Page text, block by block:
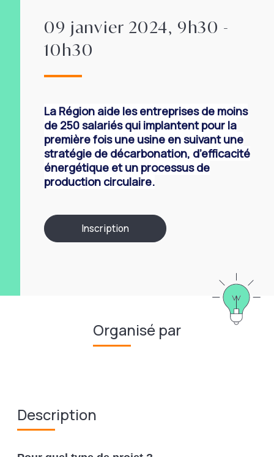
09 janvier 2024, 9h30 -
10h30
La Région aide les entreprises de moins
de 250 salariés qui implantent pour la
première fois une usine en suivant une
stratégie de décarbonation, d’efficacité
énergétique et un processus de
production circulaire.
Inscription
Organisé par
Description